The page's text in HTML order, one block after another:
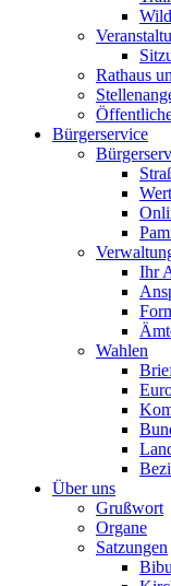
Rathaus
Bürgerservice
Ihr
Wahlen
Über uns
Grußwort
Organe
Satzungen